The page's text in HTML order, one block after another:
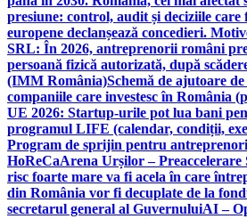
presiune: control, audit și deciziile care
europene declanșează concedieri.
SRL: În 2026, antreprenorii români
persoană fizică autorizată, după
(IMM România)Schemă de ajutoare
companiile care investesc în România
UE 2026: Startup-urile pot lua bani
programul LIFE (calendar, condiții,
Program de sprijin pentru
HoReCaArena Urșilor –
risc foarte mare va fi acela în care
din România vor fi decuplate de la
secretarul general al GuvernuluiAI –